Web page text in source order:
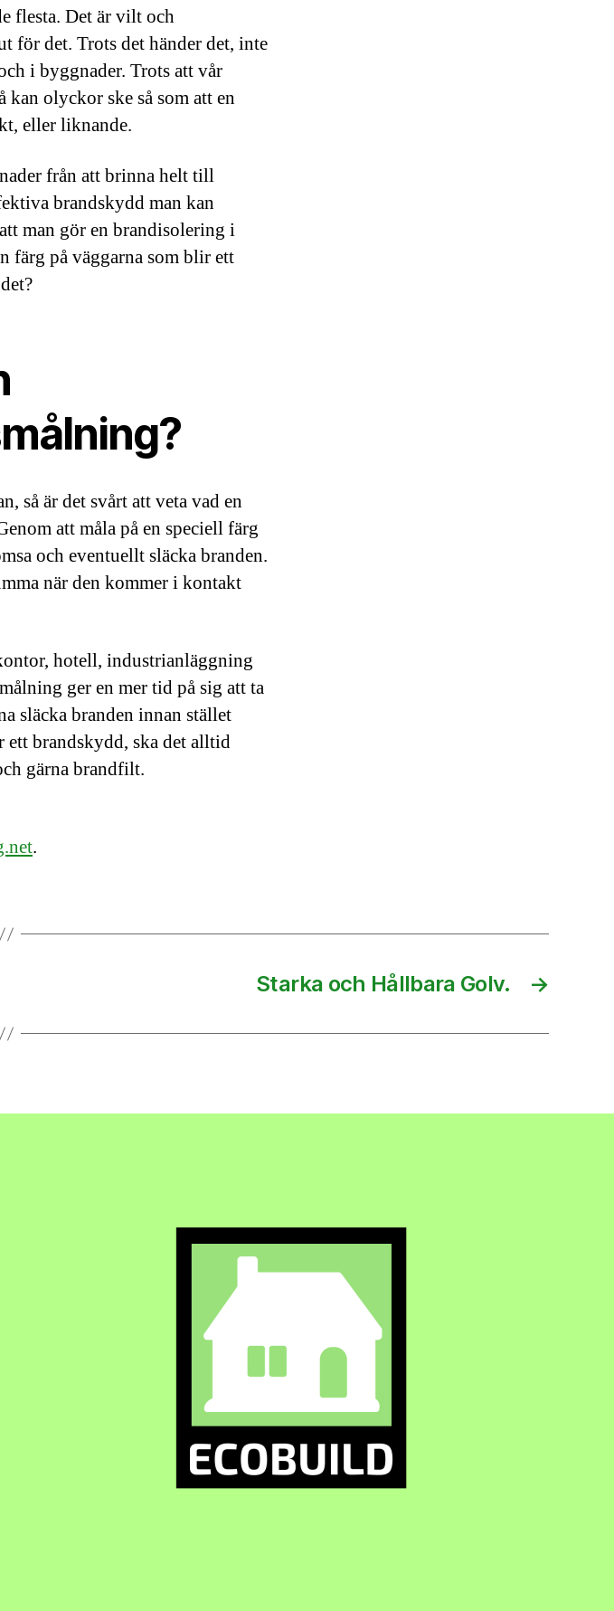
flesta. Det är vilt och
för det. Trots det händer det, inte
i byggnader. Trots att vår
olyckor ske så som att en
eller liknande.
från att brinna helt till
brandskydd man kan
man gör en brandisolering i
färg på väggarna som blir ett
så är det svårt att veta vad en
att måla på en speciell färg
och eventuellt släcka branden.
när den kommer i kontakt
hotell, industrianläggning
ger en mer tid på sig att ta
släcka branden innan stället
ett brandskydd, ska det alltid
gärna brandfilt.
.
→
Starka och Hållbara Golv.